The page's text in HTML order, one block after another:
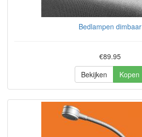
Bedlampen dimbaar
€89.95
Bekijken
Kopen